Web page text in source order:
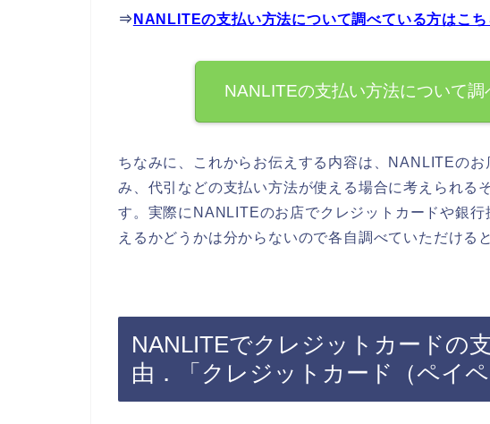
⇒ NANLITEの支払い方法について調べている方はこち
NANLITEの支払い方法について調
ちなみに、これからお伝えする内容は、NANLITEの
み、代引などの支払い方法が使える場合に考えられる
す。実際にNANLITEのお店でクレジットカードや銀
えるかどうかは分からないので各自調べていただける
NANLITEでクレジットカードの
由．「クレジットカード（ペイ